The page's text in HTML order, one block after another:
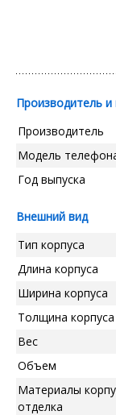
Производитель
Производитель
Модель
Год выпуска
Внешний вид
Тип корпуса
Длина корпуса
Ширина корпуса
Толщина корпуса
Вес
Объем
Материалы
отделка